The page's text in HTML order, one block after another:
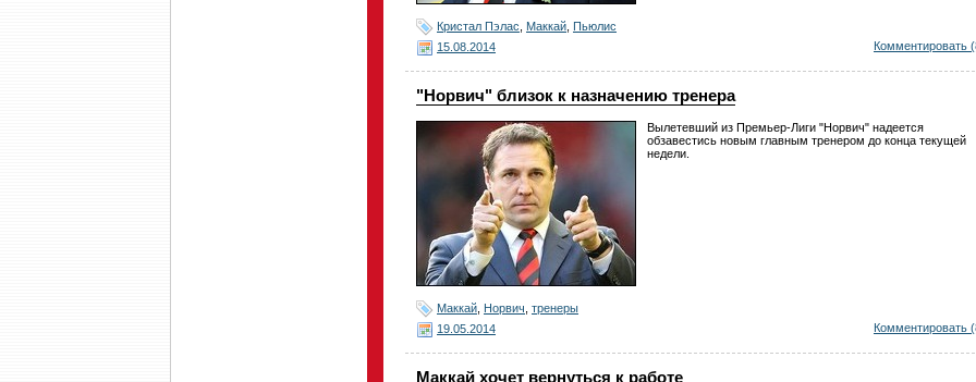
Кристал Пэлас Маккай Пьюлис
15.08.2014
Комментировать
"Норвич" близок к назначению тренера
Вылетевший из Премьер-Лиги "Норвич" надеется
обзавестись новым главным тренером до конца текущей
недели.
Маккай Норвич тренеры
19.05.2014
Комментировать
Маккай хочет вернуться к работе